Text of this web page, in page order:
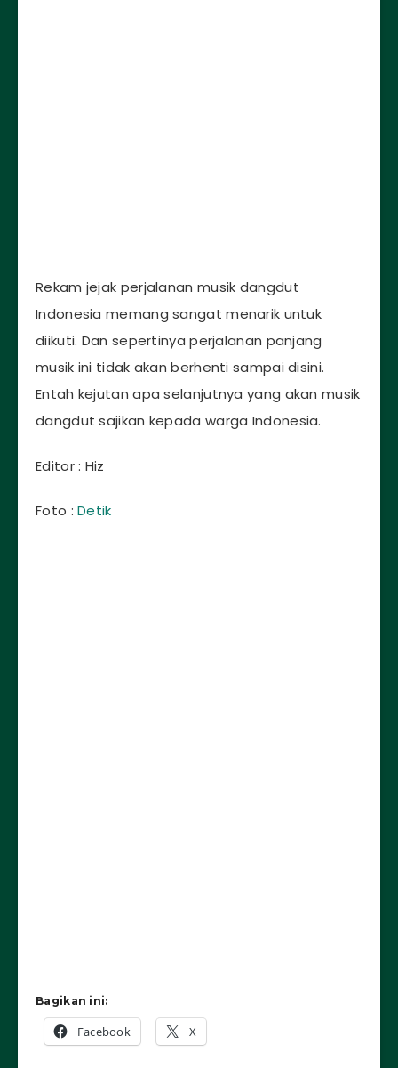
Rekam jejak perjalanan musik dangdut
Indonesia memang sangat menarik untuk
diikuti. Dan sepertinya perjalanan panjang
musik ini tidak akan berhenti sampai disini.
Entah kejutan apa selanjutnya yang akan musik
dangdut sajikan kepada warga Indonesia.
Editor : Hiz
Foto :Detik
Bagikan ini:
Facebook X